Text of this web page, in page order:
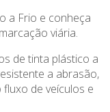
a Frio e conheça
viária.
de tinta plástico a
a abrasão,
de veículos e